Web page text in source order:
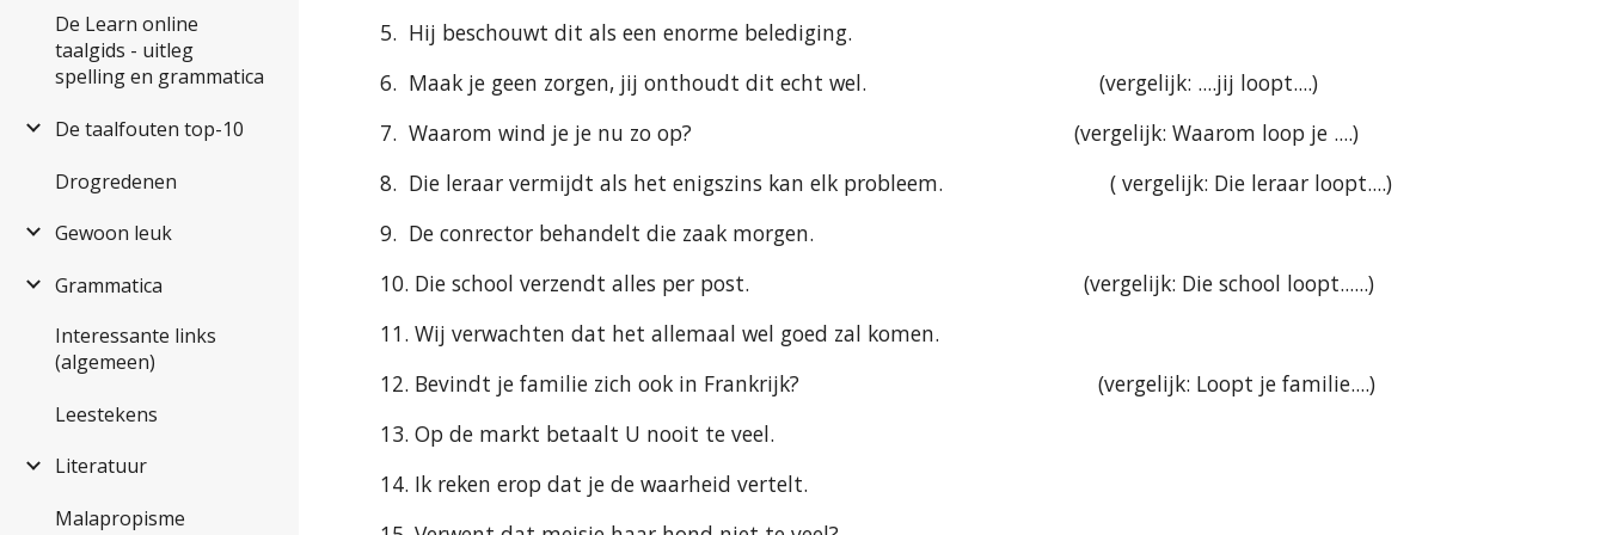
De Learn online
taalgids - uitleg
spelling en grammatica
De taalfouten top-10
Drogredenen
Gewoon leuk
Grammatica
Interessante links
(algemeen)
Leestekens
Literatuur
Malapropisme
5.  Hij beschouwt dit als een enorme belediging.
6.  Maak je geen zorgen, jij onthoudt dit echt wel.                                       (vergelijk: ....jij loopt....)
7.  Waarom wind je je nu zo op?                                                                (vergelijk: Waarom loop je ....)
8.  Die leraar vermijdt als het enigszins kan elk probleem.                            ( vergelijk: Die leraar loopt....)
9.  De conrector behandelt die zaak morgen.
10. Die school verzendt alles per post.                                                        (vergelijk: Die school loopt......)
11. Wij verwachten dat het allemaal wel goed zal komen.
12. Bevindt je familie zich ook in Frankrijk?                                                  (vergelijk: Loopt je familie....)
13. Op de markt betaalt U nooit te veel.
14. Ik reken erop dat je de waarheid vertelt.